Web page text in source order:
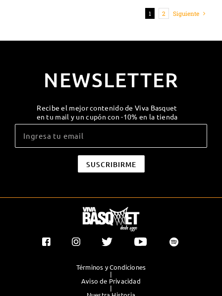
1 2 Siguiente
NEWSLETTER
Recibe el mejor contenido de Viva Basquet
en tu mail y un cupón con -10% en la tienda
Términos y Condiciones
|
Aviso de Privacidad
|